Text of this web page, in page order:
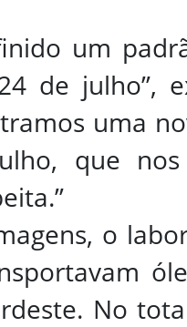
um
de julho”,
uma
que
o
No